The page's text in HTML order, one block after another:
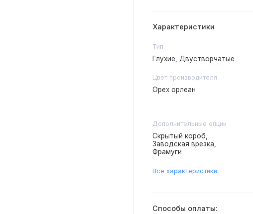
Характеристики
Тип
Глухие, Двустворчатые
Цвет производителя
Орех орлеан
Дополнительные опции
Скрытый короб,
Заводская врезка,
Фрамуги
Все характеристики
Способы оплаты: